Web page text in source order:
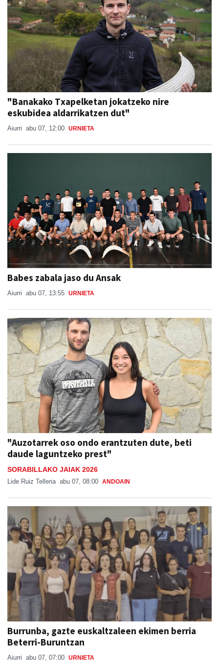
"Banakako Txapelketan jokatzeko nire
eskubidea aldarrikatzen dut"
Aiurri abu 07, 12:00 URNIETA
Babes zabala jaso du Ansak
Aiurri abu 07, 13:55 URNIETA
"Auzotarrek oso ondo erantzuten dute, beti
daude laguntzeko prest"
SORABILLAKO JAIAK 2026
Lide Ruiz Telleria abu 07, 08:00 ANDOAIN
Burrunba, gazte euskaltzaleen ekimen berria
Beterri-Buruntzan
Aiurri abu 07, 07:00 URNIETA